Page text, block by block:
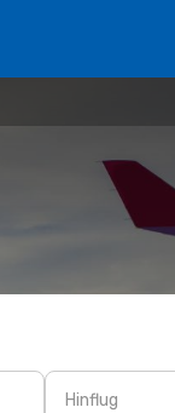
Hinflug